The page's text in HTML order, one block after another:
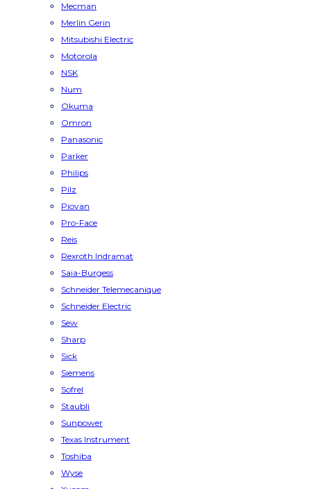
Mecman
Merlin Gerin
Mitsubishi Electric
Motorola
NSK
Num
Okuma
Omron
Panasonic
Parker
Philips
Pilz
Piovan
Pro-Face
Reis
Rexroth Indramat
Saia-Burgess
Schneider Telemecanique
Schneider Electric
Sew
Sharp
Sick
Siemens
Sofrel
Staubli
Sunpower
Texas Instrument
Toshiba
Wyse